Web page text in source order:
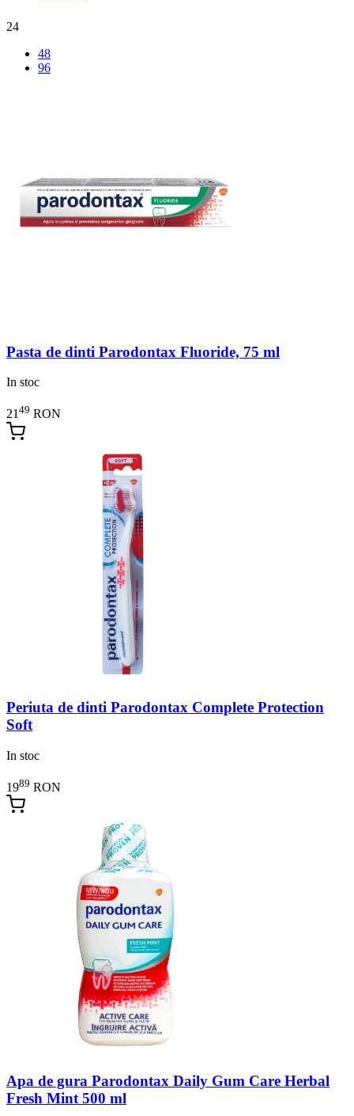
24
48
96
Pasta de dinti Parodontax Fluoride, 75 ml
In stoc
2149 RON
Periuta de dinti Parodontax Complete Protection
Soft
In stoc
1989 RON
Apa de gura Parodontax Daily Gum Care Herbal
Fresh Mint 500 ml